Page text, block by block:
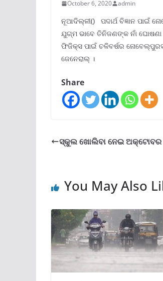
October 6, 2020 admin
ନୂଆଦିଲ୍ଳୀ() ପଦାର୍ଥ ବିଜ୍ଞାନ ପାଇଁ
ଯୁଗ୍ମ ଭାବେ ତିନିଜଣଙ୍କ ନାଁ
ଫିଜିକ୍ସ ପାଇଁ ଚଳିବର୍ଷର
ଜେନେରାଲ୍‌ ।
Share
ସ୍କୁଲ ଖୋଲିବା ନେଇ ଅକ୍ଟୋବର
You May Also